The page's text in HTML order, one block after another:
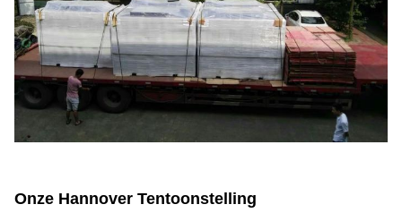
Onze Hannover Tentoonstelling